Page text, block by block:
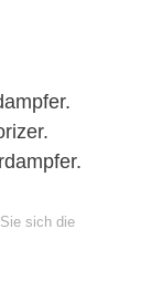
sich die